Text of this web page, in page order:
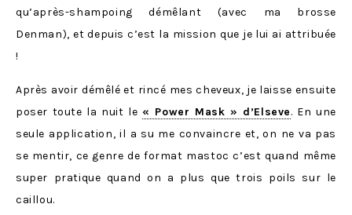
qu’après-shampoing démêlant (avec ma brosse
Denman), et depuis c’est la mission que je lui ai attribuée
!
Après avoir démêlé et rincé mes cheveux, je laisse ensuite
poser toute la nuit le« Power Mask » d’Elseve. En une
seule application, il a su me convaincre et, on ne va pas
se mentir, ce genre de format mastoc c’est quand même
super pratique quand on a plus que trois poils sur le
caillou.